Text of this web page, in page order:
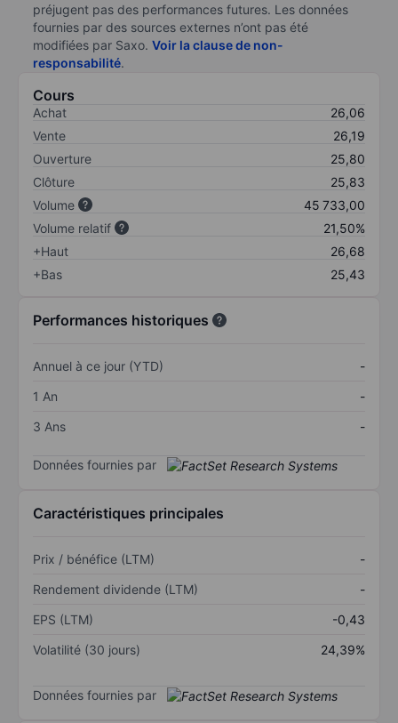
préjugent pas des performances futures. Les données
fournies par des sources externes n’ont pas été
modifiées par Saxo. Voir la clause de non-
responsabilité.
Cours
Achat
26,06
Vente
26,19
Ouverture
25,80
Clôture
25,83
Volume
45 733,00
Volume relatif
21,50%
+Haut
26,68
+Bas
25,43
Performances historiques
Annuel à ce jour (YTD)
-
1 An
-
3 Ans
-
Données fournies par
Caractéristiques principales
Prix / bénéfice (LTM)
-
Rendement dividende (LTM)
-
EPS (LTM)
-0,43
Volatilité (30 jours)
24,39%
Données fournies par